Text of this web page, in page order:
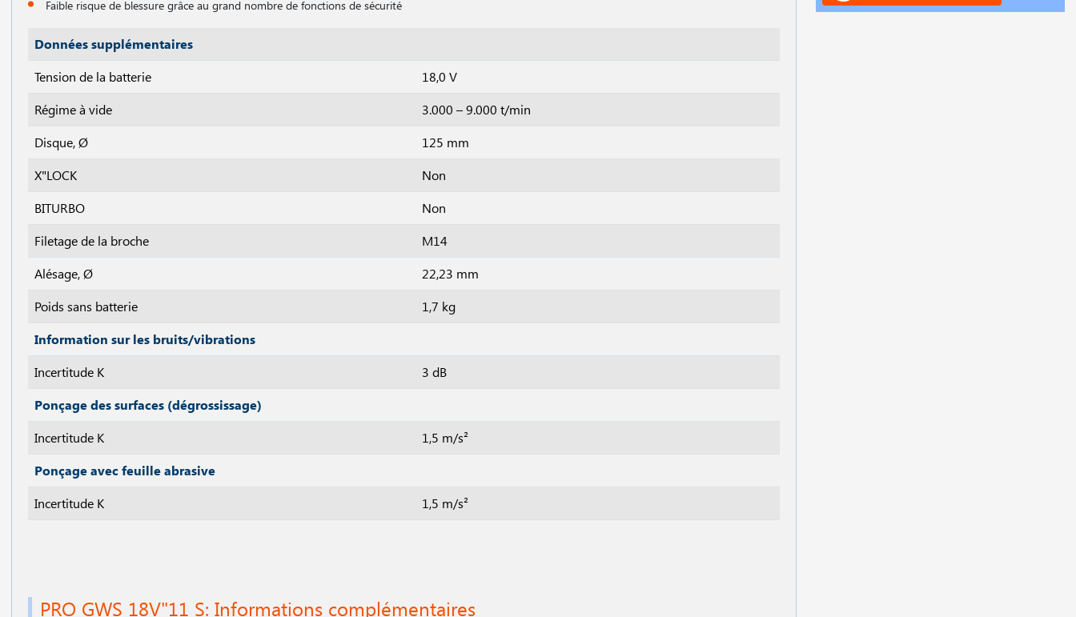
Faible risque de blessure grâce au grand nombre de fonctions de sécurité
Données supplémentaires
Tension de la batterie
18,0 V
Régime à vide
3.000 – 9.000 t/min
Disque, Ø
125 mm
X"LOCK
Non
BITURBO
Non
Filetage de la broche
M14
Alésage, Ø
22,23 mm
Poids sans batterie
1,7 kg
Information sur les bruits/vibrations
Incertitude K
3 dB
Ponçage des surfaces (dégrossissage)
Incertitude K
1,5 m/s²
Ponçage avec feuille abrasive
Incertitude K
1,5 m/s²
PRO GWS 18V"11 S: Informations complémentaires